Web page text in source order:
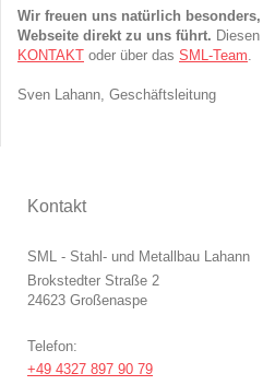
Wir freuen uns natürlich
Webseite direkt zu uns führt.
KONTAKT oder über das SML-Team.
Sven Lahann, Geschäftsleitung
Kontakt
SML - Stahl- und Metallbau Lahann
Brokstedter Straße 2
24623 Großenaspe
Telefon:
+49 4327 897 90 79